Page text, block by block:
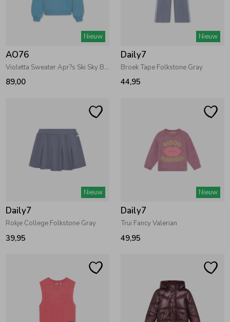
Beenmode
Rompers
Regenkleding &-laarzen
Kledingaccessoires
Winteraccessoires
Nieuw
AO76
Violetta Sweater Apr?s Ski Sky Blue
89,00
Nieuw
Daily7
Broek Tape Folkstone Gray
44,95
Nieuw
Daily7
Rokje College Folkstone Gray
39,95
Nieuw
Daily7
Trui Fancy Valerian
49,95